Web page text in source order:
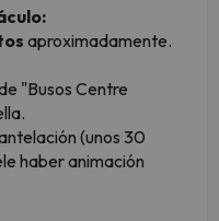
aproximadamente.
"Busos Centre
(unos 30
haber animación